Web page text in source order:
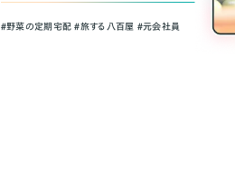
＃野菜の定期宅配 ＃旅する八百屋 ＃元会社員